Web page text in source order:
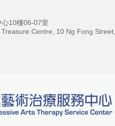
心10樓06-07室
Centre, 10 Ng Fong